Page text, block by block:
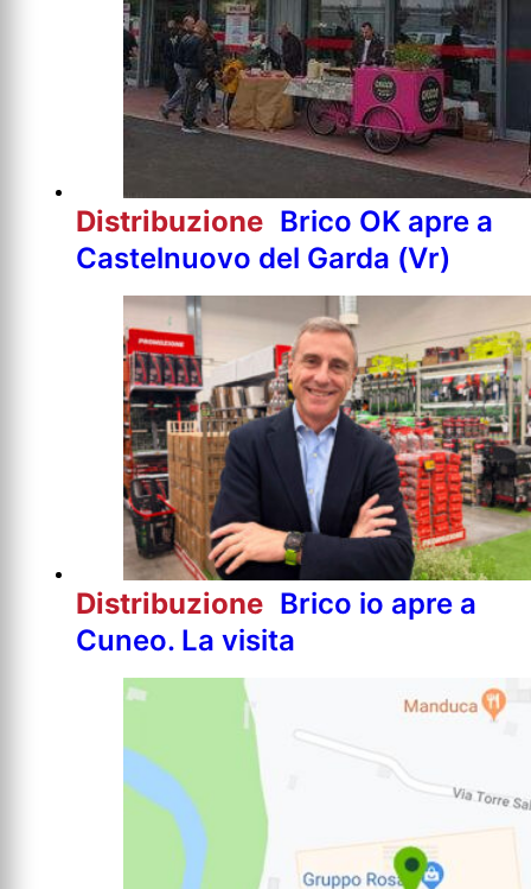
Distribuzione Brico OK apre a
Castelnuovo del Garda (Vr)
Distribuzione Brico io apre a
Cuneo. La visita